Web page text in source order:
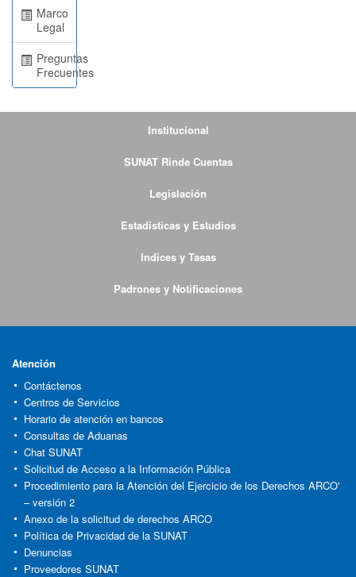
Marco
Legal
Preguntas
Frecuentes
Institucional
SUNAT Rinde Cuentas
Legislación
Estadísticas y Estudios
Indices y Tasas
Padrones y Notificaciones
Atención
Contáctenos
Centros de Servicios
Horario de atención en bancos
Consultas de Aduanas
Chat SUNAT
Solicitud de Acceso a la Información Pública
Procedimiento para la Atención del Ejercicio de los Derechos ARCO'
– versión 2
Anexo de la solicitud de derechos ARCO
Política de Privacidad de la SUNAT
Denuncias
Proveedores SUNAT